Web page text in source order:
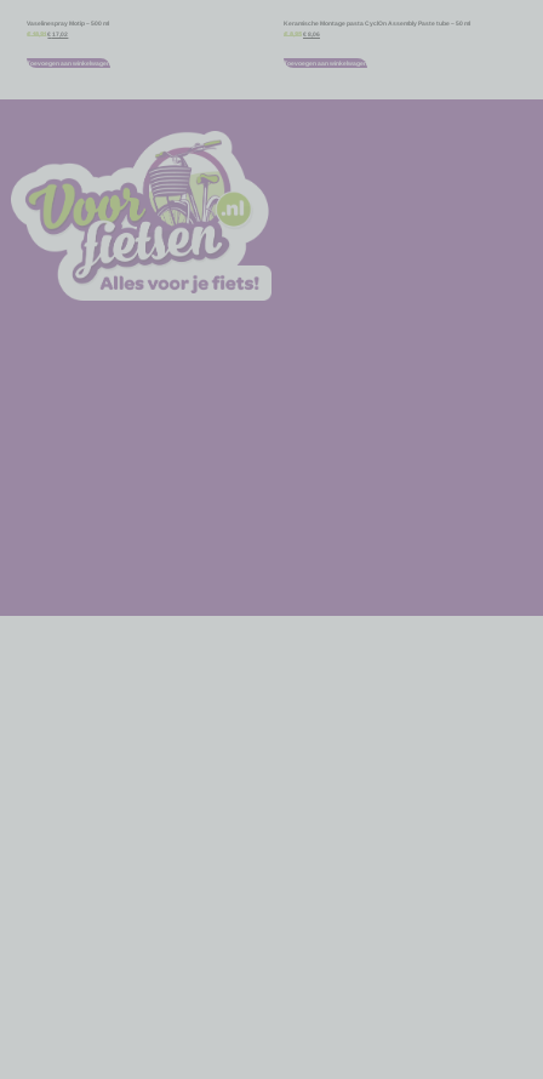
Vaselinespray Motip – 500 ml
€18,91 € 17,02
Toevoegen aan winkelwagen
Keramische Montage pasta CyclOn Assembly Paste tube – 50 ml
€ 8,95 € 8,06
Toevoegen aan winkelwagen